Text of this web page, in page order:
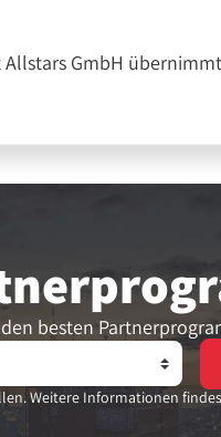
GmbH
besten
Weitere Informationen